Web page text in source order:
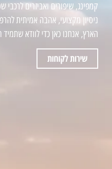
קמפינג, שיפורים ואביזרים
ניסיון מקצועי, אהבה אמיתית
הארץ, אנחנו כאן כדי לוודא
שירות לקוחות